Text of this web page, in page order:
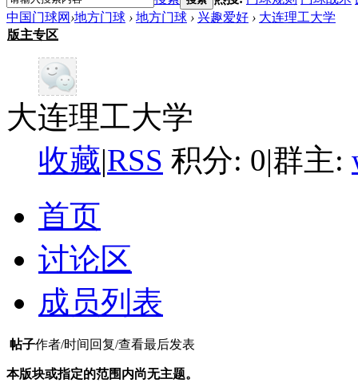
中国门球网 ›地方门球 › 地方门球 › 兴趣爱好 › 大连理工大学
版主专区
大连理工大学
收藏|RSS 积分: 0|群主:
首页
讨论区
成员列表
帖子作者/时间 回复/查看最后发表
本版块或指定的范围内尚无主题。